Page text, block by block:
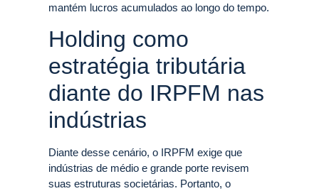
mantém lucros acumulados ao longo do tempo.
Holding como
estratégia tributária
diante do IRPFM nas
indústrias
Diante desse cenário, o IRPFM exige que
indústrias de médio e grande porte revisem
suas estruturas societárias. Portanto, o